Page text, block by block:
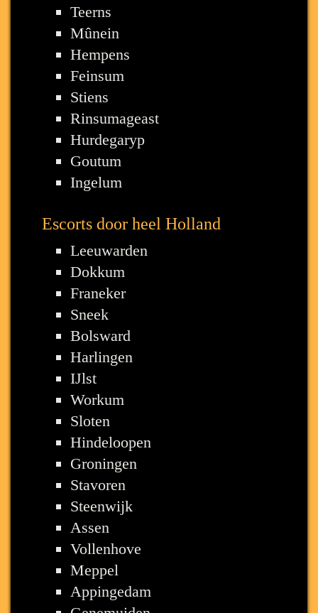
Teerns
Mûnein
Hempens
Feinsum
Stiens
Rinsumageast
Hurdegaryp
Goutum
Ingelum
Escorts door heel Holland
Leeuwarden
Dokkum
Franeker
Sneek
Bolsward
Harlingen
IJlst
Workum
Sloten
Hindeloopen
Groningen
Stavoren
Steenwijk
Assen
Vollenhove
Meppel
Appingedam